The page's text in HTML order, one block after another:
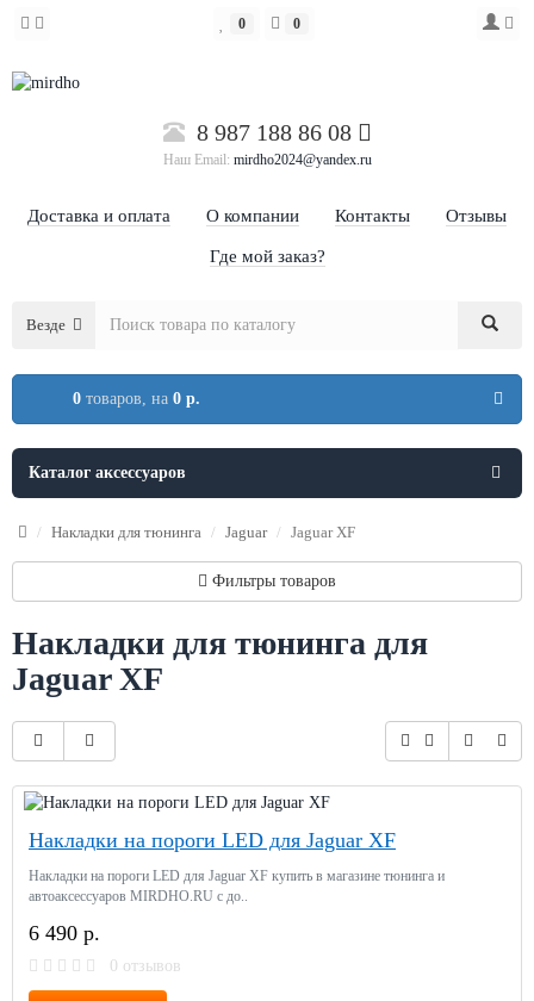
0 0
8 987 188 86 08
Наш Email: mirdho2024@yandex.ru
Доставка и оплата О компании Контакты Отзывы
Где мой заказ?
Везде
0 товаров, на 0 р.
Каталог аксессуаров
Накладки для тюнинга Jaguar Jaguar XF
Фильтры товаров
Накладки для тюнинга для
Jaguar XF
Накладки на пороги LED для Jaguar XF
Накладки на пороги LED для Jaguar XF купить в магазине тюнинга и
автоаксессуаров MIRDHO.RU c до..
6 490 р.
0 отзывов